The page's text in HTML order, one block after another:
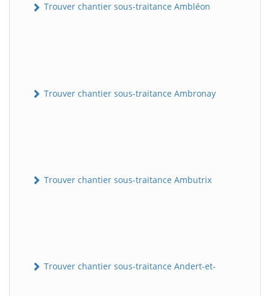
Trouver chantier sous-traitance Ambléon
Trouver chantier sous-traitance Ambronay
Trouver chantier sous-traitance Ambutrix
Trouver chantier sous-traitance Andert-et-